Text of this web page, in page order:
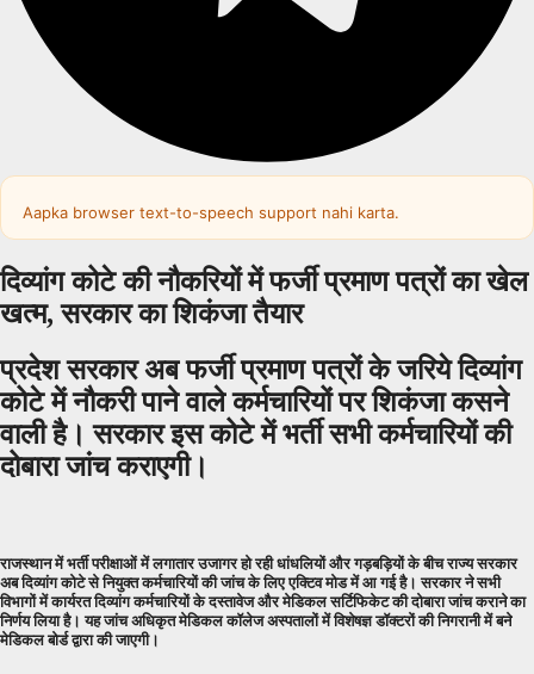
Aapka browser text-to-speech support nahi karta.
दिव्यांग कोटे की नौकरियों में फर्जी प्रमाण पत्रों का खेल
खत्म, सरकार का शिकंजा तैयार
प्रदेश सरकार अब फर्जी प्रमाण पत्रों के जरिये दिव्यांग
कोटे में नौकरी पाने वाले कर्मचारियों पर शिकंजा कसने
वाली है। सरकार इस कोटे में भर्ती सभी कर्मचारियों की
दोबारा जांच कराएगी।
राजस्थान में भर्ती परीक्षाओं में लगातार उजागर हो रही धांधलियों और गड़बड़ियों के बीच राज्य सरकार
अब दिव्यांग कोटे से नियुक्त कर्मचारियों की जांच के लिए एक्टिव मोड में आ गई है। सरकार ने सभी
विभागों में कार्यरत दिव्यांग कर्मचारियों के दस्तावेज और मेडिकल सर्टिफिकेट की दोबारा जांच कराने का
निर्णय लिया है। यह जांच अधिकृत मेडिकल कॉलेज अस्पतालों में विशेषज्ञ डॉक्टरों की निगरानी में बने
मेडिकल बोर्ड द्वारा की जाएगी।